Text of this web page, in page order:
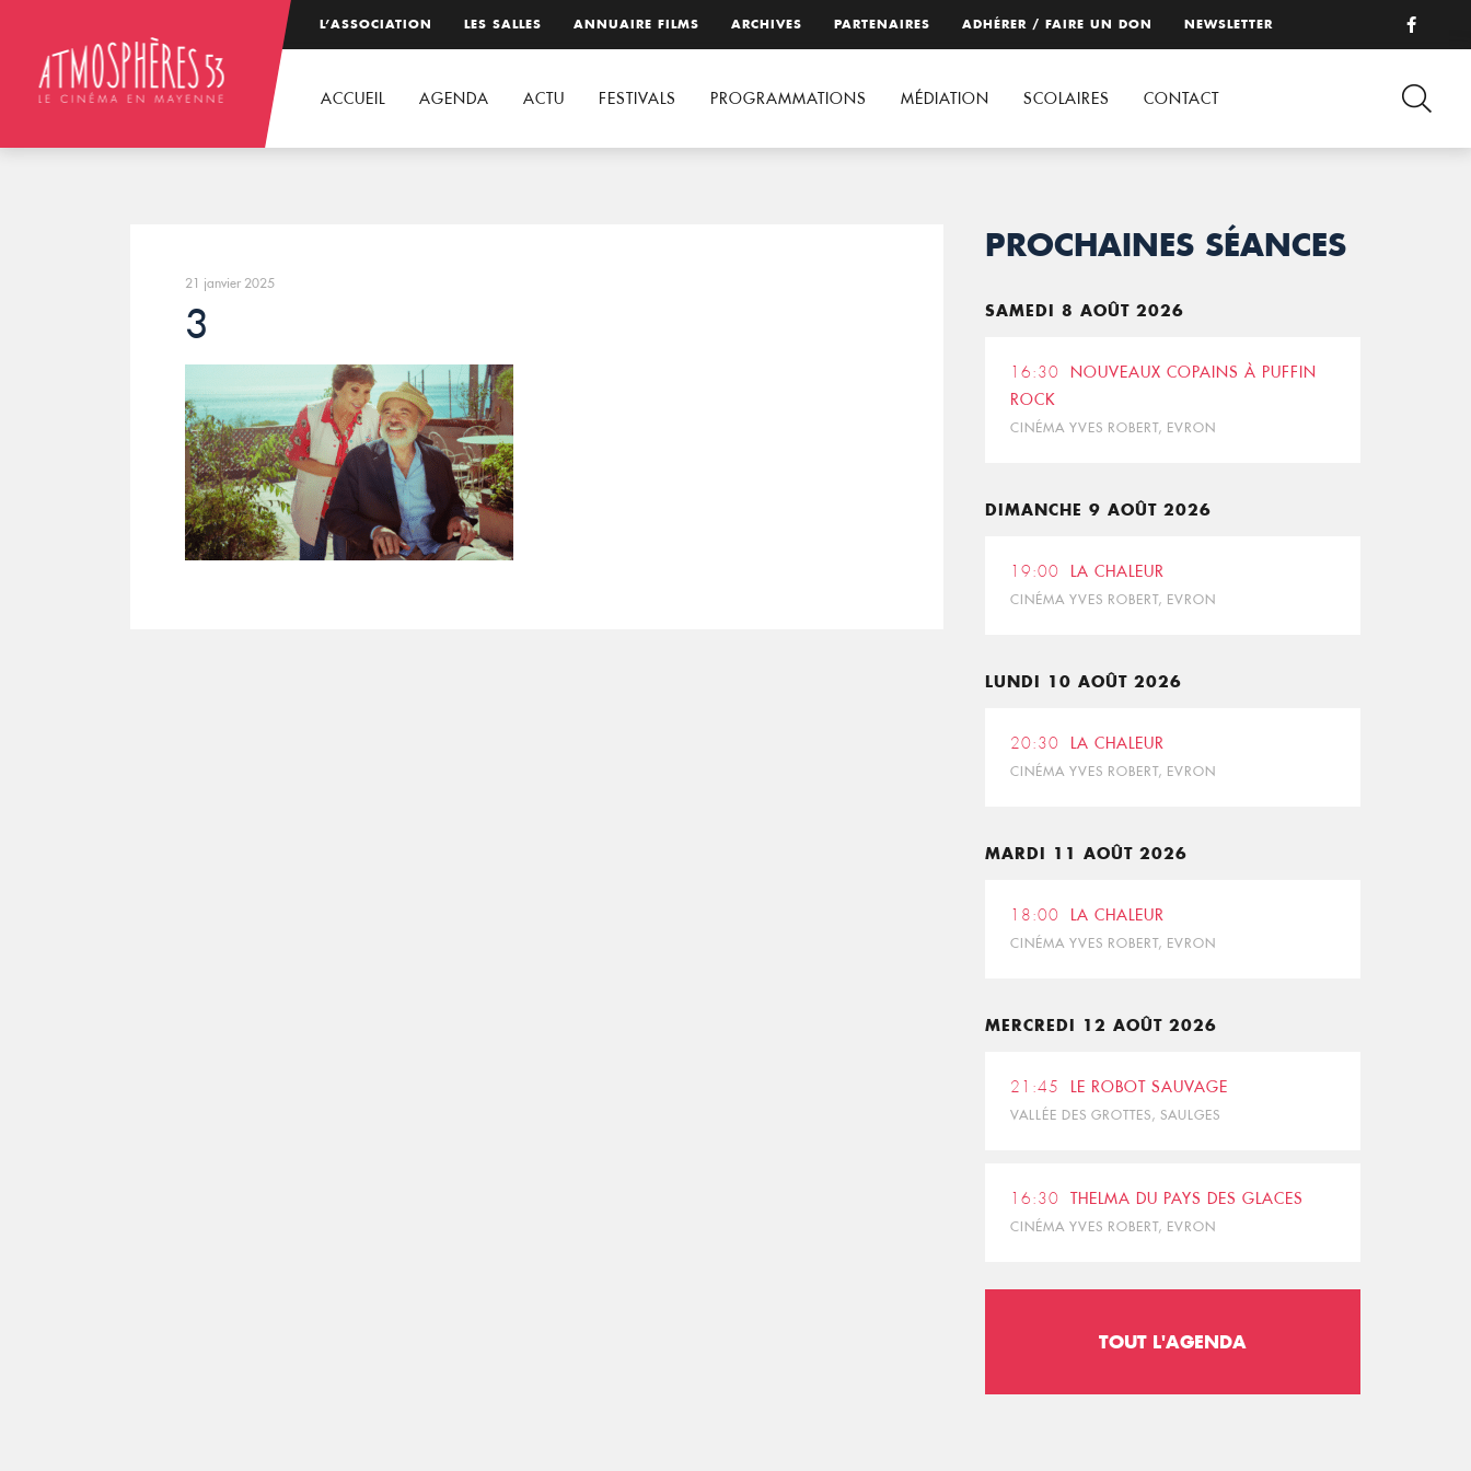
L’ASSOCIATION LES SALLES ANNUAIRE FILMS ARCHIVES PARTENAIRES ADHÉRER / FAIRE UN DON NEWSLETTER
ACCUEIL AGENDA ACTU FESTIVALS PROGRAMMATIONS MÉDIATION SCOLAIRES CONTACT
21 janvier 2025
3
PROCHAINES SÉANCES
SAMEDI 8 AOÛT 2026
16:30
NOUVEAUX COPAINS À PUFFIN
ROCK
CINÉMA YVES ROBERT, EVRON
DIMANCHE 9 AOÛT 2026
19:00 LA CHALEUR
CINÉMA YVES ROBERT, EVRON
LUNDI 10 AOÛT 2026
20:30 LA CHALEUR
CINÉMA YVES ROBERT, EVRON
MARDI 11 AOÛT 2026
18:00 LA CHALEUR
CINÉMA YVES ROBERT, EVRON
MERCREDI 12 AOÛT 2026
21:45 LE ROBOT SAUVAGE
VALLÉE DES GROTTES, SAULGES
16:30 THELMA DU PAYS DES GLACES
CINÉMA YVES ROBERT, EVRON
TOUT L'AGENDA